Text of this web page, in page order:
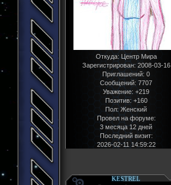
Откуда:Центр Мира
Зарегистрирован: 2008-03-16
Приглашений: 0
Сообщений: 7707
Уважение: +219
Позитив: +160
Пол:Женский
Провел на форуме:
3 месяца 12 дней
Последний визит:
2026-02-11 14:59:22
KESTREL